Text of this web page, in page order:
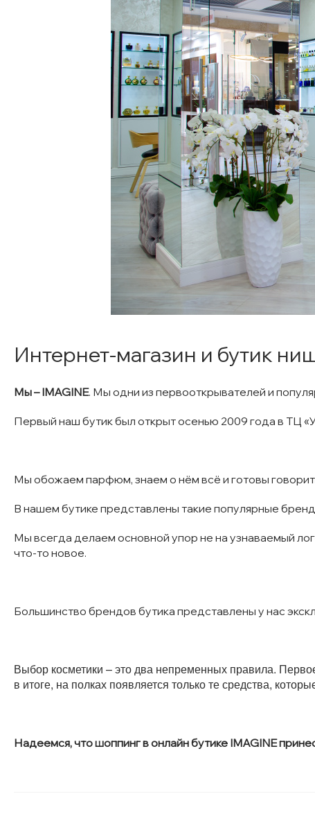
Интернет-магазин и бутик
Мы – IMAGINE. Мы одни из первооткрывателей и
Первый наш бутик был открыт осенью 2009 года в ТЦ
Мы обожаем парфюм, знаем о нём всё и готовы
В нашем бутике представлены такие популярные
Мы всегда делаем основной упор не на узнаваемый
что-то новое.
Большинство брендов бутика представлены у нас
Выбор косметики – это два непременных правила.
в итоге, на полках появляется только те средства,
Надеемся, что шоппинг в онлайн бутике IMAGINE